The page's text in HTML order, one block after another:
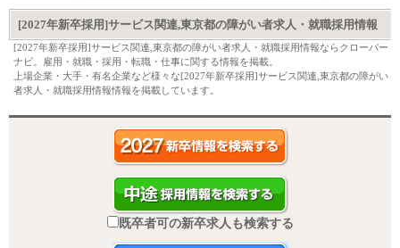
[2027年新卒採用]サービス関連,東京都の障がい者求人・就職採用情報
[2027年新卒採用]サービス関連,東京都の障がい者求人・就職採用情報ならクローバー
ナビ。雇用・就職・採用・転職・仕事に関する情報を掲載。
上場企業・大手・有名企業など様々な[2027年新卒採用]サービス関連,東京都の障がい
者求人・就職採用情報情報を掲載しています。
既卒者可の新卒求人も検索する